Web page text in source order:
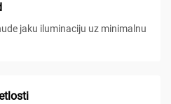
jaku iluminaciju uz minimalnu